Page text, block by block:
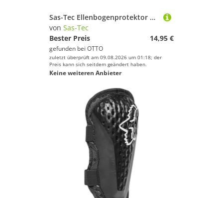
Sas-Tec Ellenbogenprotektor SAS-TEC SC-1/52 Ellenbogen-/Knieprotektoren
von Sas-Tec
Bester Preis
14,95 €
gefunden bei OTTO
zuletzt überprüft am 09.08.2026 um 01:18; der
Preis kann sich seitdem geändert haben.
Keine weiteren Anbieter